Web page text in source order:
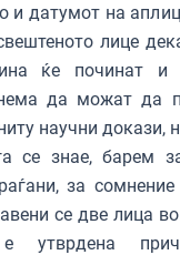
и датумот на
лице
ќе починат
да можат да
научни докази,
се знае, барем
за
се две лица
утврдена